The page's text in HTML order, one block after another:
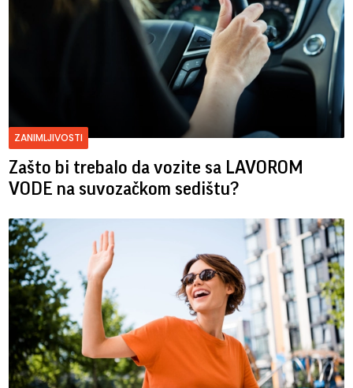
ZANIMLJIVOSTI
Zašto bi trebalo da vozite sa LAVOROM
VODE na suvozačkom sedištu?